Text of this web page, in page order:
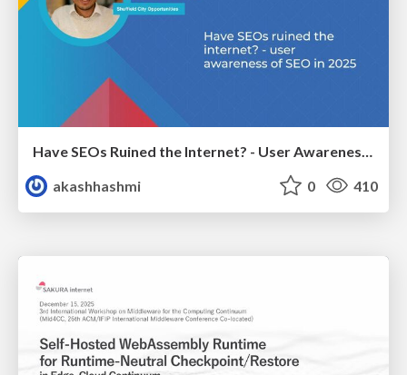
akashhashmi
0 410